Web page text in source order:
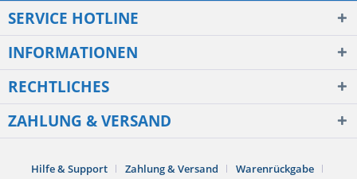
SERVICE HOTLINE
INFORMATIONEN
RECHTLICHES
ZAHLUNG & VERSAND
Hilfe & Support Zahlung & Versand Warenrückgabe